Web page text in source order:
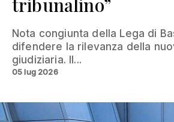
Nota congiunta della Lega di
difendere la rilevanza della
giudiziaria. Il...
05 lug 2026